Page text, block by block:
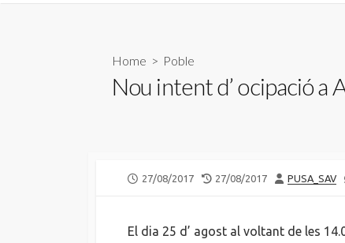
Home > Poble
Nou intent d’ ocipació a
PUBLISHED
27/08/2017
LAST
27/08/2017 AUTHOR
PUSA_SAV
El dia 25 d’ agost al voltant de les